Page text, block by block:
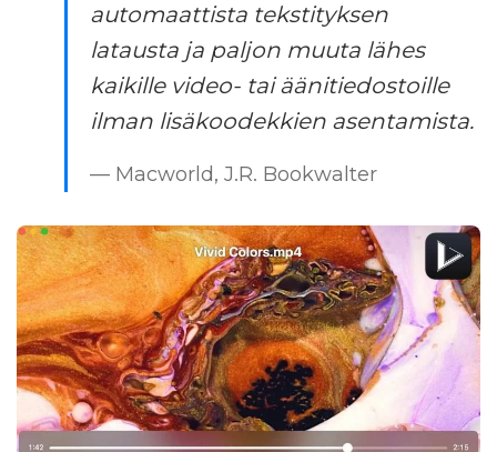
automaattista tekstityksen
latausta ja paljon muuta lähes
kaikille video- tai äänitiedostoille
ilman lisäkoodekkien asentamista.
— Macworld, J.R. Bookwalter